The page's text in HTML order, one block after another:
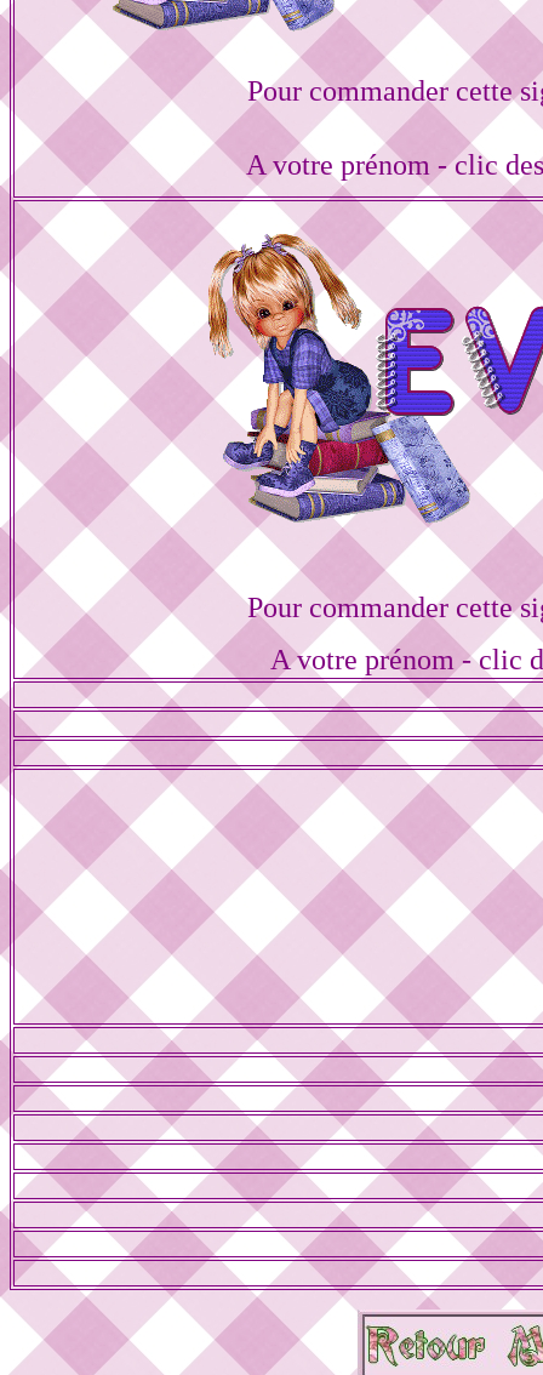
Pour commander cette
A votre prénom - clic
Pour commander cette
A votre prénom - clic